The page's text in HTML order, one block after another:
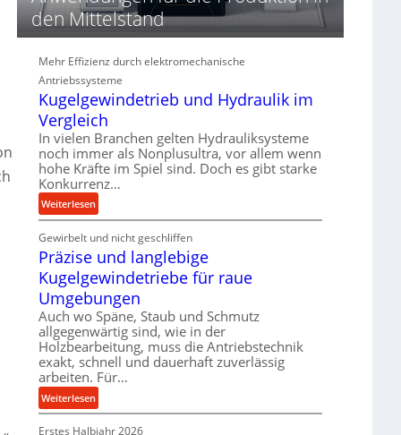
d
i
e
P
f
o
r
m
a
n
c
e
b
e
i
m
D
r
ü
k
p
r
o
den Mittelstand
Mehr Effizienz durch elektromechanische
Antriebssysteme
Kugelgewindetrieb und Hydraulik im
Vergleich
In vielen Branchen gelten Hydrauliksysteme
noch immer als Nonplusultra, vor allem wenn
hohe Kräfte im Spiel sind. Doch es gibt starke
Konkurrenz…
Weiterlesen:
K
u
g
l
g
e
w
i
n
d
e
t
Gewirbelt und nicht geschliffen
Präzise und langlebige
Kugelgewindetriebe für raue
Umgebungen
Auch wo Späne, Staub und Schmutz
allgegenwärtig sind, wie in der
Holzbearbeitung, muss die Antriebstechnik
exakt, schnell und dauerhaft zuverlässig
arbeiten. Für…
Weiterlesen:
P
r
Erstes Halbjahr 2026